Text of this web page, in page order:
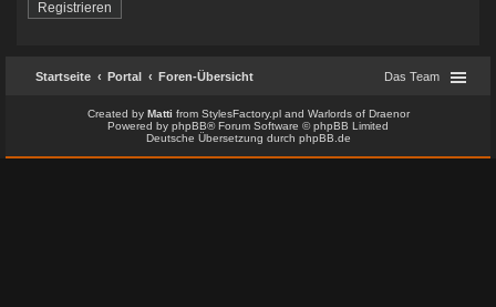
Registrieren
Startseite Portal Foren-Übersicht Das Team
Created by Matti from StylesFactory.pland Warlords of Draenor
Powered by phpBB® Forum Software © phpBB Limited
Deutsche Übersetzung durch phpBB.de